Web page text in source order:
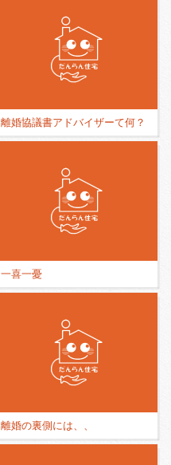
離婚協議書アドバイザーて何？
一喜一憂
離婚の裏側には、、